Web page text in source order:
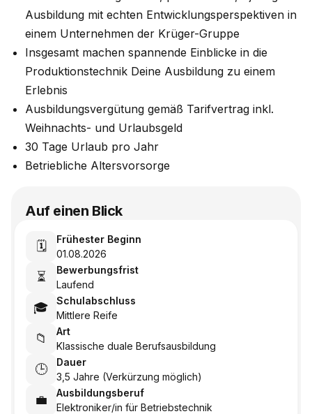
Ausbildung mit echten Entwicklungsperspektiven in
einem Unternehmen der Krüger-Gruppe
Insgesamt machen spannende Einblicke in die
Produktionstechnik Deine Ausbildung zu einem
Erlebnis
Ausbildungsvergütung gemäß Tarifvertrag inkl.
Weihnachts- und Urlaubsgeld
30 Tage Urlaub pro Jahr
Betriebliche Altersvorsorge
Auf einen Blick
🗓️
Frühester Beginn
01.08.2026
⏳
Bewerbungsfrist
Laufend
🎓
Schulabschluss
Mittlere Reife
📁
Art
Klassische duale Berufsausbildung
🕒
Dauer
3,5 Jahre (Verkürzung möglich)
💼
Ausbildungsberuf
Elektroniker/in für Betriebstechnik